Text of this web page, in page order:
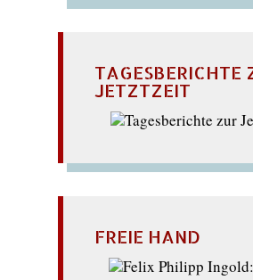
TAGESBERICHTE
JETZTZEIT
FREIE HAND